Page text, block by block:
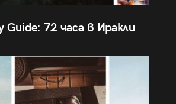
Guide: 72 часа в Иракли